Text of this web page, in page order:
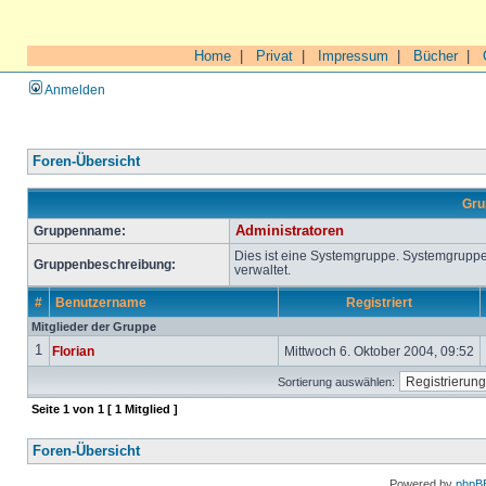
Home Privat Impressum Bücher|
Anmelden
Foren-Übersicht
Gruppenname:
Administratoren
Gruppenbeschreibung:
Dies ist eine Systemgruppe.
verwaltet.
# Benutzername Registriert
Mitglieder der Gruppe
1 Florian Mittwoch 6. Oktober 2004, 09:52
Sortierung auswählen:
Seite 1 von 1 [ 1 Mitglied ]
Foren-Übersicht